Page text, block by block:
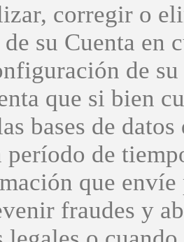
corregir o
su Cuenta en
de
que si bien
bases de
período de
que
fraudes y